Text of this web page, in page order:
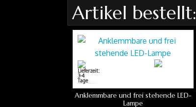
Artikel bestellt:
Anklemmbare und frei stehende LED-
Lampe